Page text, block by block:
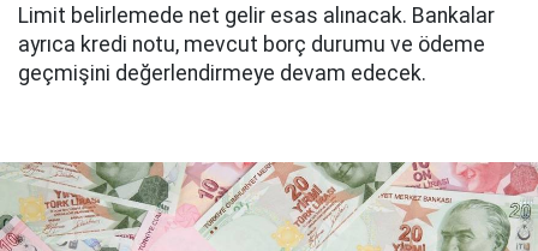
Limit belirlemede net gelir esas alınacak. Bankalar
ayrıca kredi notu, mevcut borç durumu ve ödeme
geçmişini değerlendirmeye devam edecek.